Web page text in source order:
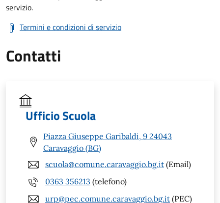
servizio.
Termini e condizioni di servizio
Contatti
Ufficio Scuola
Piazza Giuseppe Garibaldi, 9 24043
Caravaggio (BG)
scuola@comune.caravaggio.bg.it (Email)
0363 356213 (telefono)
urp@pec.comune.caravaggio.bg.it (PEC)